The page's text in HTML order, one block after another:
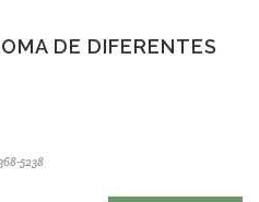
DE DIFERENTES
5238